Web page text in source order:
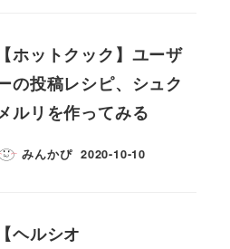
【ホットクック】ユーザ
の投稿レシピ、シュク
ルリを作ってみる
みんかぴ 2020-10-10
【ヘルシオ